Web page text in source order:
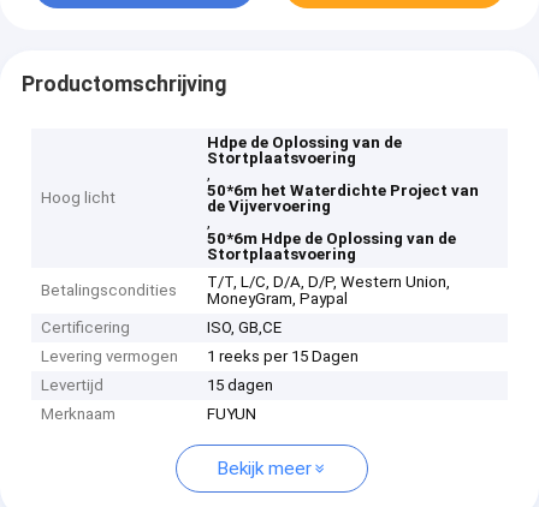
Productomschrijving
Hoog licht
Hdpe de Oplossing van de
Stortplaatsvoering
,
50*6m het Waterdichte Project van
de Vijvervoering
,
50*6m Hdpe de Oplossing van de
Stortplaatsvoering
Betalingscondities
T/T, L/C, D/A, D/P, Western Union,
MoneyGram, Paypal
Certificering
ISO, GB,CE
Levering vermogen
1 reeks per 15 Dagen
Levertijd
15 dagen
Merknaam
FUYUN
Bekijk meer